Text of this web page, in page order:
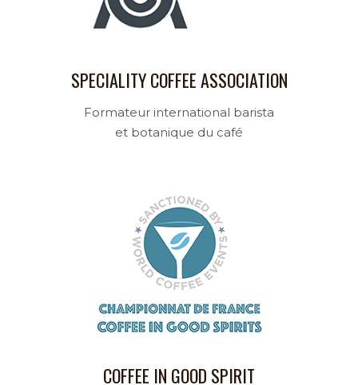
SPECIALITY COFFEE ASSOCIATION
Formateur international barista
et botanique du café
COFFEE IN GOOD SPIRIT